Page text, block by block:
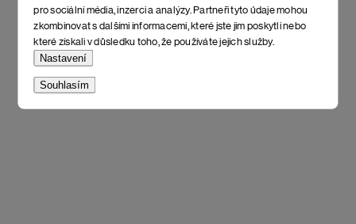
pro sociální média, inzerci a analýzy. Partneři tyto údaje mohou
zkombinovat s dalšími informacemi, které jste jim poskytli nebo
které získali v důsledku toho, že používáte jejich služby.
Nastavení
Souhlasím